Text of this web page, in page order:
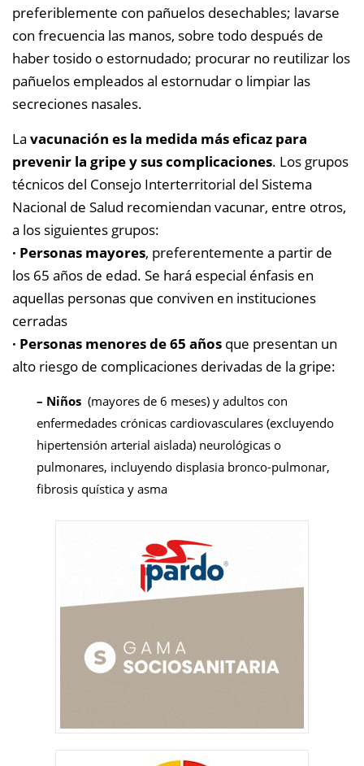
preferiblemente con pañuelos desechables; lavarse
con frecuencia las manos, sobre todo después de
haber tosido o estornudado; procurar no reutilizar los
pañuelos empleados al estornudar o limpiar las
secreciones nasales.
La vacunación es la medida más eficaz para
prevenir la gripe y sus complicaciones. Los grupos
técnicos del Consejo Interterritorial del Sistema
Nacional de Salud recomiendan vacunar, entre otros,
a los siguientes grupos:
· Personas mayores, preferentemente a partir de
los 65 años de edad. Se hará especial énfasis en
aquellas personas que conviven en instituciones
cerradas
· Personas menores de 65 años que presentan un
alto riesgo de complicaciones derivadas de la gripe:
– Niños (mayores de 6 meses) y adultos con
enfermedades crónicas cardiovasculares (excluyendo
hipertensión arterial aislada) neurológicas o
pulmonares, incluyendo displasia bronco-pulmonar,
fibrosis quística y asma